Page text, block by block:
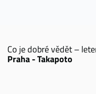
Co je dobré vědět –
Praha - Takapoto